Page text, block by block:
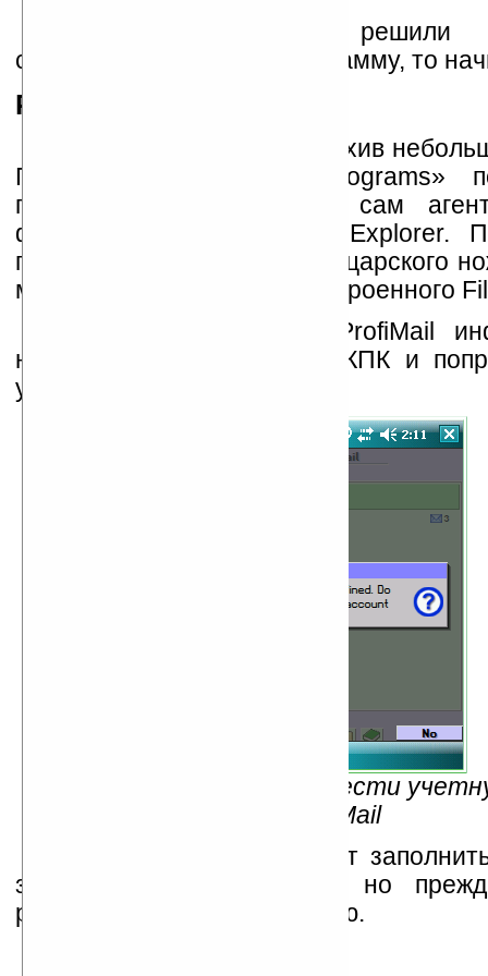
Если вы все-таки решили
специализированную программу, то
ProfiMail
Перед нами ProfiMail. Архив
После установки, в «Programs»
пиктограммы, собственно сам
файловый менеджер ProfiExplorer.
претендует на звание швейцарского
менее, намного удобнее встроенного
При первом запуске ProfiMail
начале своей на данном КПК и
учетную запись.
Рис.1 — Необходимо завести
ProfiMail
Затем необходимо будет
запись своими данными, но
рассмотреть структуру меню.